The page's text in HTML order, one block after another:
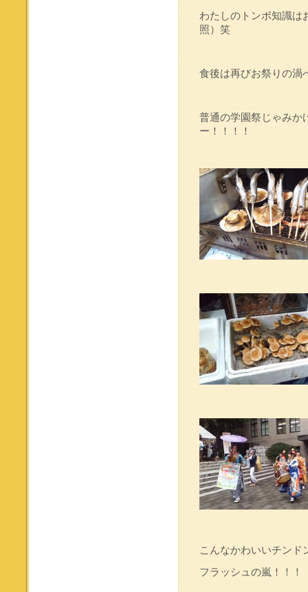
わたしのトンボ知識は
照）笑
食後は再びお祭りの渦
普通の学園祭じゃみか
ー！！！！
こんなかわいいチンド
フラッシュの嵐！！！